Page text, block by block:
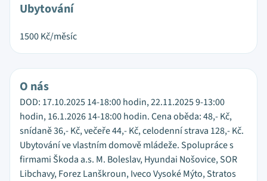
Ubytování
1500Kč/měsíc
O nás
DOD: 17.10.2025 14-18:00 hodin, 22.11.2025 9-13:00
hodin, 16.1.2026 14-18:00 hodin. Cena oběda: 48,- Kč,
snídaně 36,- Kč, večeře 44,- Kč, celodenní strava 128,- Kč.
Ubytování ve vlastním domově mládeže. Spolupráce s
firmami Škoda a.s. M. Boleslav, Hyundai Nošovice, SOR
Libchavy, Forez Lanškroun, Iveco Vysoké Mýto, Stratos